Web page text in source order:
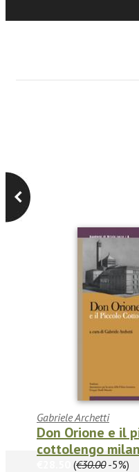
Gabriele Archetti
Don Orione e il
cottolengo
(€30.00-5%)